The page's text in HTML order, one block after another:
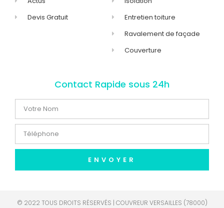
Devis Gratuit
Entretien toiture
Ravalement de façade
Couverture
Contact Rapide sous 24h
ENVOYER
© 2022 TOUS DROITS RÉSERVÉS | COUVREUR VERSAILLES (78000)